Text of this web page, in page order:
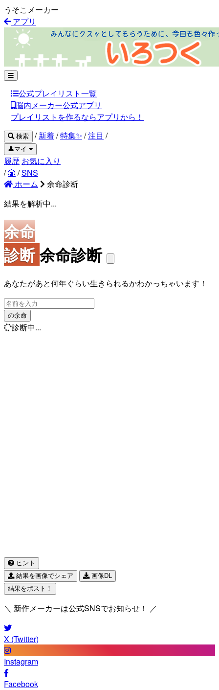
うそこメーカー
アプリ
公式プレイリスト一覧
脳内メーカー公式アプリ
プレイリストを作るならアプリから！
検索 / 新着/特集✨ /注目 /
👤マイ
履歴 お気に入り
/🎲 /SNS
ホーム
余命診断
結果を解析中...
余命
診断余命診断
あなたがあと何年ぐらい生きられるかわかっちゃいます！
の余命
診断中...
ヒント
結果を画像でシェア
画像DL
結果をポスト！
＼ 新作メーカーは公式SNSでお知らせ！ ／
X (Twitter)
Instagram
Facebook